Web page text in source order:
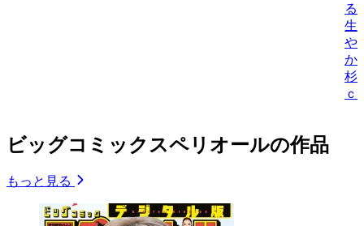
る
生
や
か
杉
ｃ
ビッグコミックスペリオールの作品
もっと見る